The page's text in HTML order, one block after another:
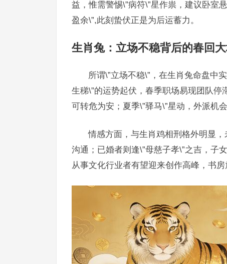
益，惟需警惕\”病符\”星作祟，建议卧室
盈余\”,此刻蛰伏正是为后运蓄力。
生肖兔：立场不稳背后的春回
所谓\”立场不稳\”，在生肖兔命盘中
生稊\”的运势起伏，春季职场易现团队停
可转危为安；夏季\”驿马\”星动，外派机
情感方面，与生肖鸡相刑格外明显
沟通；已婚者则逢\”母慈子孝\”之吉，子
从事文化行业者有望迎来创作高峰，书房